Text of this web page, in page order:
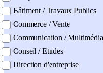
Bâtiment / Travaux Publics
Commerce / Vente
Communication / Multimédia
Conseil / Etudes
Direction d'entreprise